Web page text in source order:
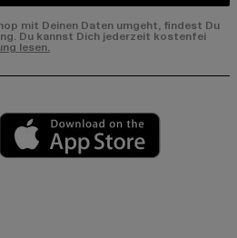
mit Deinen Daten umgeht, findest Du
Du kannst Dich jederzeit kostenfei
lesen.
Play market
page:channel: